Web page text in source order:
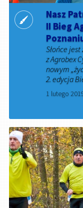
Nasz
II Bieg
Słońce
z Agrobex
nowym
2. edycja
1 lutego